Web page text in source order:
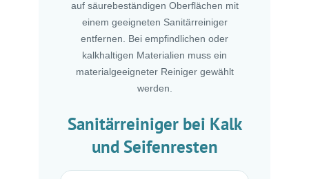
auf säurebeständigen Oberflächen mit
einem geeigneten Sanitärreiniger
entfernen. Bei empfindlichen oder
kalkhaltigen Materialien muss ein
materialgeeigneter Reiniger gewählt
werden.
Sanitärreiniger bei Kalk
und Seifenresten